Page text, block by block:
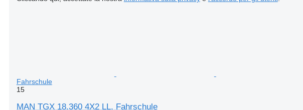
Fahrschule
15
MAN TGX 18.360 4X2 LL, Fahrschule